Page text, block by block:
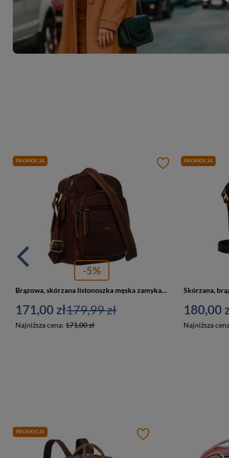
PROMOCJA
-5%
Brązowa, skórzana listonoszka męska zamykana suwakiem - Peterson
171,00 zł
Najniższa cena: 171,00 zł
179,99 zł
PROMOCJA
180,00
Najniższa
PROMOCJA